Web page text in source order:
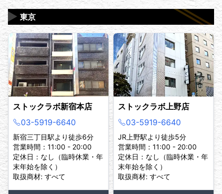
東京
▶
ストックラボ新宿本店
03-5919-6640
新宿三丁目駅より徒歩6分
営業時間：11:00 - 20:00
定休日：なし（臨時休業・年
末年始を除く）
取扱商材: すべて
ストックラボ上野店
03-5919-6640
JR上野駅より徒歩5分
営業時間：11:00 - 20:00
定休日：なし（臨時休業・年
末年始を除く）
取扱商材: すべて